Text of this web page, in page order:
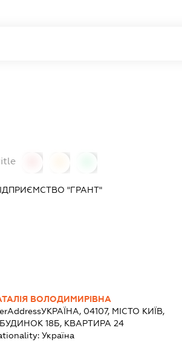
"ГРАНТ"
ВОЛОДИМИРІВНА
УКРАЇНА, 04107, МІСТО КИЇВ,
18Б, КВАРТИРА 24
Україна